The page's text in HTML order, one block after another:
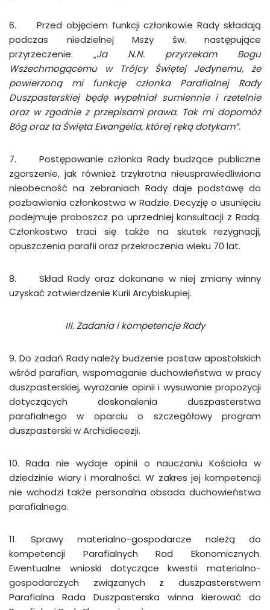
6. Przed objęciem funkcji członkowie Rady składają
podczas niedzielnej Mszy św. następujące
przyrzeczenie: „Ja N.N. przyrzekam Bogu
Wszechmogącemu w Trójcy Świętej Jedynemu, że
powierzoną mi funkcję członka Parafialnej Rady
Duszpasterskiej będę wypełniał sumiennie i rzetelnie
oraz w zgodnie z przepisami prawa. Tak mi dopomóż
Bóg oraz ta Święta Ewangelia, której ręką dotykam”.
7. Postępowanie członka Rady budzące publiczne
zgorszenie, jak również trzykrotna nieusprawiedliwiona
nieobecność na zebraniach Rady daje podstawę do
pozbawienia członkostwa w Radzie. Decyzję o usunięciu
podejmuje proboszcz po uprzedniej konsultacji z Radą.
Członkostwo traci się także na skutek rezygnacji,
opuszczenia parafii oraz przekroczenia wieku 70 lat.
8. Skład Rady oraz dokonane w niej zmiany winny
uzyskać zatwierdzenie Kurii Arcybiskupiej.
III. Zadania i kompetencje Rady
9. Do zadań Rady należy budzenie postaw apostolskich
wśród parafian, wspomaganie duchowieństwa w pracy
duszpasterskiej, wyrażanie opinii i wysuwanie propozycji
dotyczących doskonalenia duszpasterstwa
parafialnego w oparciu o szczegółowy program
duszpasterski w Archidiecezji.
10. Rada nie wydaje opinii o nauczaniu Kościoła w
dziedzinie wiary i moralności. W zakres jej kompetencji
nie wchodzi także personalna obsada duchowień­stwa
parafialnego.
11. Sprawy materialno-gospodarcze należą do
kompetencji Parafialnych Rad Ekonomicznych.
Ewentualne wnioski dotyczące kwestii materialno-
gospodar­czych związanych z duszpasterstwem
Parafialna Rada Duszpasterska winna kierować do